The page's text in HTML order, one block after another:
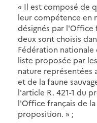
« Il est composé de
leur compétence en
désignés par
deux sont choisis
Fédération nationale
liste proposée par
nature représentées
et de la faune
l'article R. 421-1 du
l'Office français de
proposition. » ;